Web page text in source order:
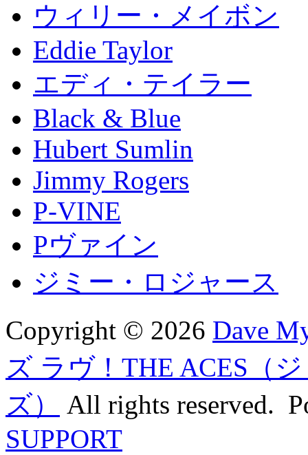
ウィリー・メイボン
Eddie Taylor
エディ・テイラー
Black & Blue
Hubert Sumlin
Jimmy Rogers
P-VINE
Pヴァイン
ジミー・ロジャース
Copyright © 2026 Dave
ズ ラヴ！THE ACES（
ズ）
All rights reserved.
SUPPORT